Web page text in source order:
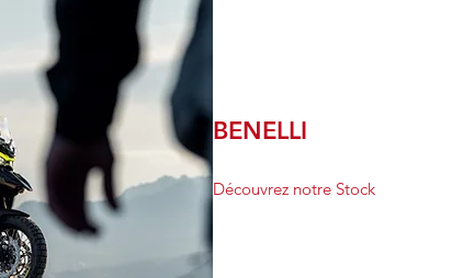
BENELLI
Découvrez notre Stock